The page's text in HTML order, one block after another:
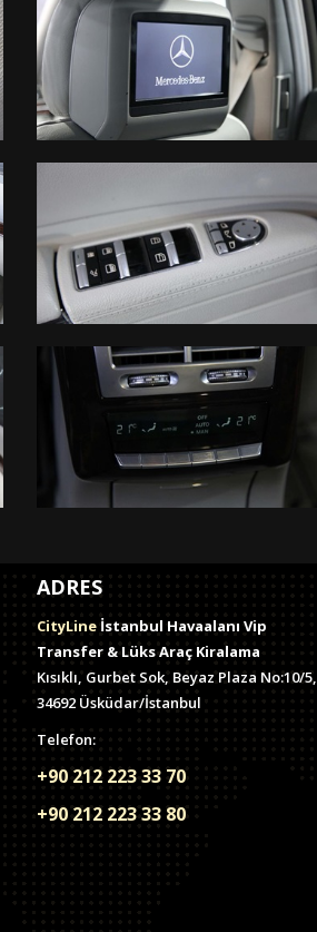
ADRES
CityLine İstanbul Havaalanı Vip
Transfer & Lüks Araç Kiralama
Kısıklı, Gurbet Sok, Beyaz Plaza No:10/5,
34692 Üsküdar/İstanbul
Telefon:
+90 212 223 33 70
+90 212 223 33 80